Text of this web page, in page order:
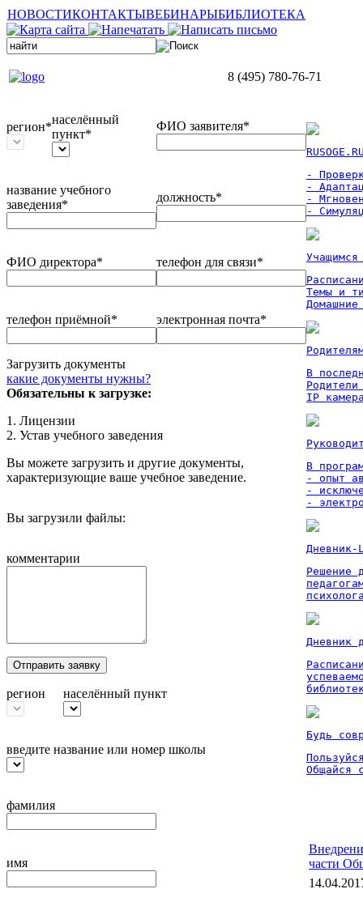
НОВОСТИКОНТАКТЫВЕБИНАРЫБИБЛИОТЕКА
8 (495) 780-76-71
регион*
населённый
пункт*
ФИО заявителя*
название учебного
заведения*
должность*
ФИО директора* телефон для связи*
телефон приёмной* электронная почта*
Загрузить документы
какие документы нужны?
Обязательны к загрузке:
1. Лицензии
2. Устав учебного заведения
Вы можете загрузить и другие документы,
характеризующие ваше учебное заведение.
Вы загрузили файлы:
комментарии
Отправить заявку
регион населённый пункт
введите название или номер школы
фамилия
имя
-
-
-
-
Темы и
Домашние
В
IP
В
- опыт
-
-
Дневник-
Решение
Дневник
Будь
Общайся
части